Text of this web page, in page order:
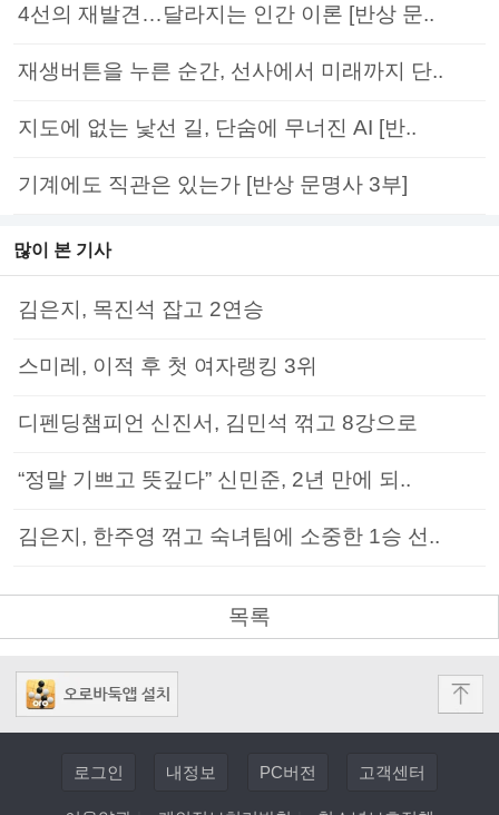
4선의 재발견…달라지는 인간 이론 [반상 문..
재생버튼을 누른 순간, 선사에서 미래까지 단..
지도에 없는 낯선 길, 단숨에 무너진 AI [반..
기계에도 직관은 있는가 [반상 문명사 3부]
많이 본 기사
김은지, 목진석 잡고 2연승
스미레, 이적 후 첫 여자랭킹 3위
디펜딩챔피언 신진서, 김민석 꺾고 8강으로
“정말 기쁘고 뜻깊다” 신민준, 2년 만에 되..
김은지, 한주영 꺾고 숙녀팀에 소중한 1승 선..
목록
로그인 내정보 PC버전 고객센터